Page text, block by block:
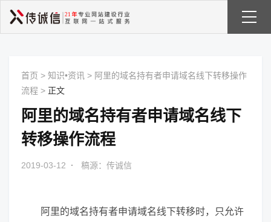
首页 > 知识•资讯 > 阿里的域名持有者申请域名线下转移操作
流程 > 正文
阿里的域名持有者申请域名线下
转移操作流程
2019-03-12 · 稿源：传诚信
阿里的域名持有者申请域名线下转移时，只允许